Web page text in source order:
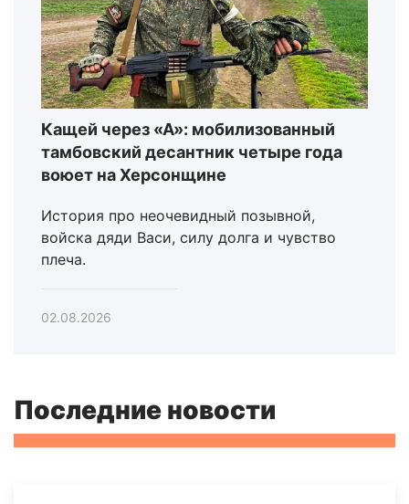
Кащей через «А»: мобилизованный
тамбовский десантник четыре года
воюет на Херсонщине
История про неочевидный позывной,
войска дяди Васи, силу долга и чувство
плеча.
02.08.2026
Последние новости